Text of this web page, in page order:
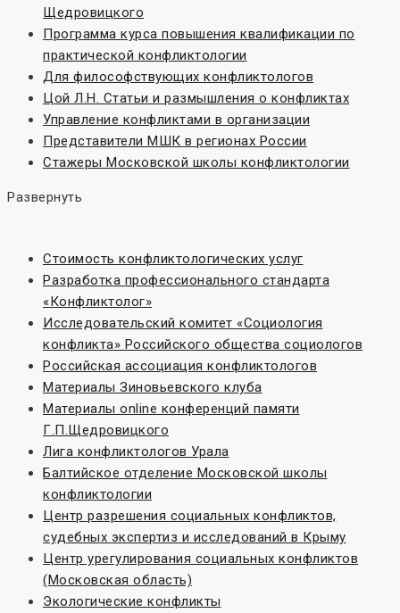
Щедровицкого
Программа курса повышения квалификации по
практической конфликтологии
Для философствующих конфликтологов
Цой Л.Н. Статьи и размышления о конфликтах
Управление конфликтами в организации
Представители МШК в регионах России
Стажеры Московской школы конфликтологии
Развернуть
Стоимость конфликтологических услуг
Разработка профессионального стандарта
«Конфликтолог»
Исследовательский комитет «Социoлогия
конфликта» Российского общества социологов
Российская ассоциация конфликтологов
Материалы Зиновьевского клуба
Материалы online конференций памяти
Г.П.Щедровицкого
Лига конфликтологов Урала
Балтийское отделение Московской школы
конфликтологии
Центр разрешения социальных конфликтов,
судебных экспертиз и исследований в Крыму
Центр урегулирования социальных конфликтов
(Московская область)
Экологические конфликты